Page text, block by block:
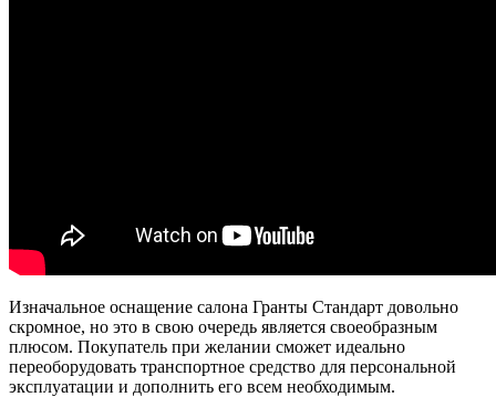
Изначальное оснащение салона Гранты Стандарт довольно
скромное, но это в свою очередь является своеобразным
плюсом. Покупатель при желании сможет идеально
переоборудовать транспортное средство для персональной
эксплуатации и дополнить его всем необходимым.